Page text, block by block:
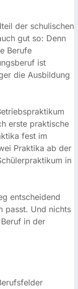
so: Denn die
denn je, denn wie
sollen
im Lehrplan. In
achten bzw.
der neunten
prägen.
Realität ganz
Und